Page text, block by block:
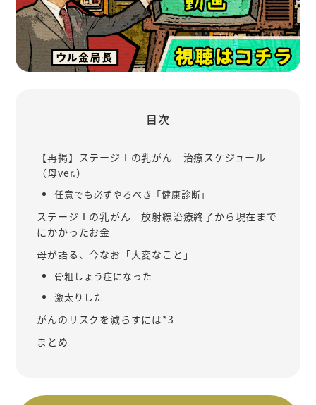
目次
【再掲】ステージⅠの乳がん 治療スケジュール
（母ver.）
任意でも必ずやるべき「健康診断」
ステージⅠの乳がん 放射線治療終了から現在まで
にかかったお金
母が語る、今なお「大変なこと」
骨粗しょう症になった
激太りした
がんのリスクを減らすには*3
まとめ